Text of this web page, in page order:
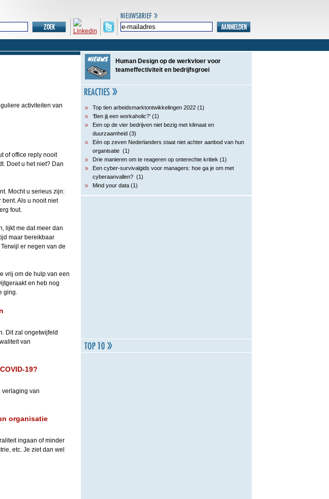
activiteiten van
of office reply nooit
Doet u het niet? Dan
Mocht u serieus zijn:
Als u nooit niet
fout.
lijkt me dat meer dan
maar bereikbaar
er negen van de
vrij om de hulp van een
en heb nog
ging.
Dit zal ongetwijfeld
van
19?
van
organisatie
ingaan of minder
etc. Je ziet dan wel
Human Design op de werkvloer voor
teameffectiviteit en bedrijfsgroei
Top tien arbeidsmarktontwikkelingen 2022 (1)
‘Ben jij een workaholic?’ (1)
Een op de vier bedrijven niet bezig met klimaat en
duurzaamheid (3)
Eén op zeven Nederlanders staat niet achter aanbod van hun
organisatie (1)
Drie manieren om te reageren op onterechte kritiek (1)
Een cyber-survivalgids voor managers: hoe ga je om met
cyberaanvallen? (1)
Mind your data (1)